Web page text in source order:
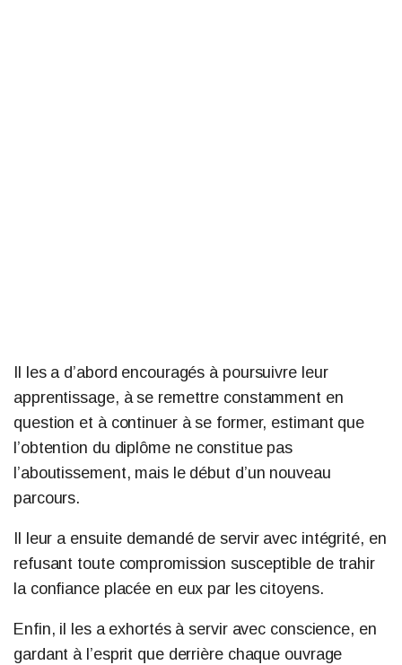
Il les a d’abord encouragés à poursuivre leur
apprentissage, à se remettre constamment en
question et à continuer à se former, estimant que
l’obtention du diplôme ne constitue pas
l’aboutissement, mais le début d’un nouveau
parcours.
Il leur a ensuite demandé de servir avec intégrité, en
refusant toute compromission susceptible de trahir
la confiance placée en eux par les citoyens.
Enfin, il les a exhortés à servir avec conscience, en
gardant à l’esprit que derrière chaque ouvrage